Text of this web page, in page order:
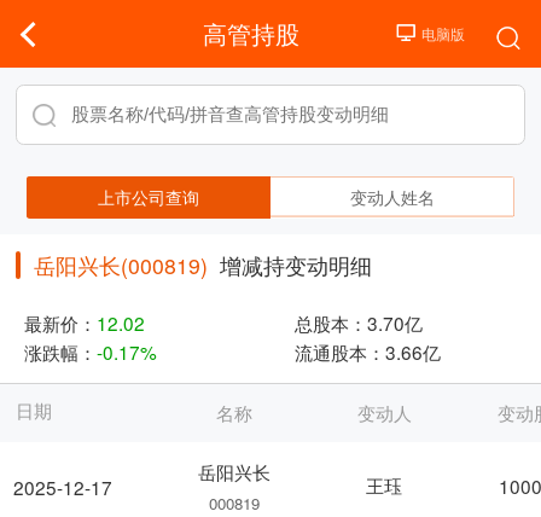
高管持股
上市公司查询 变动人姓名
岳阳兴长(000819) 增减持变动明细
最新价： 12.02 总股本： 3.70亿
涨跌幅： -0.17% 流通股本： 3.66亿
日期
2025-12-17
名称 变动人 变动
岳阳兴长
000819
王珏